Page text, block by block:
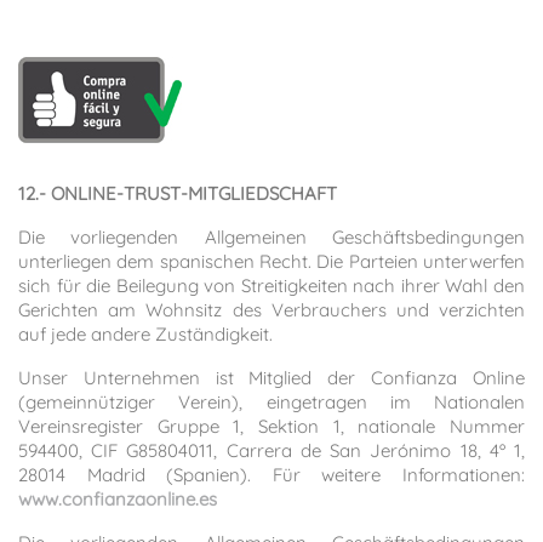
12.- ONLINE-TRUST-MITGLIEDSCHAFT
Die vorliegenden Allgemeinen Geschäftsbedingungen
unterliegen dem spanischen Recht. Die Parteien unterwerfen
sich für die Beilegung von Streitigkeiten nach ihrer Wahl den
Gerichten am Wohnsitz des Verbrauchers und verzichten
auf jede andere Zuständigkeit.
Unser Unternehmen ist Mitglied der Confianza Online
(gemeinnütziger Verein), eingetragen im Nationalen
Vereinsregister Gruppe 1, Sektion 1, nationale Nummer
594400, CIF G85804011, Carrera de San Jerónimo 18, 4º 1,
28014 Madrid (Spanien). Für weitere Informationen:
www.confianzaonline.es